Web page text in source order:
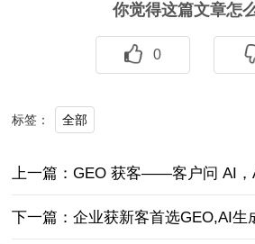
你觉得这篇文章怎
0
标签： 全部
下一篇：企业获新客首选GEO,AI生